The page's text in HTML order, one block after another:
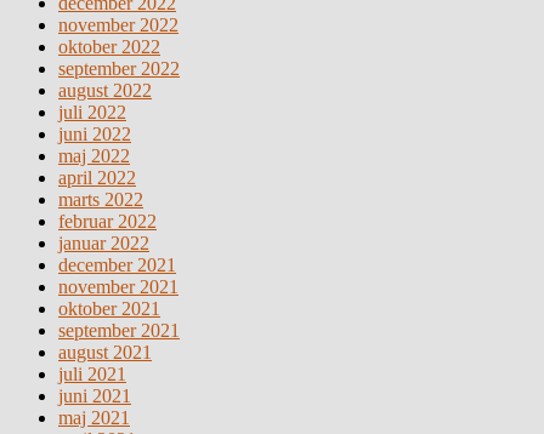
november 2022
oktober 2022
september 2022
august 2022
juli 2022
juni 2022
maj 2022
april 2022
marts 2022
februar 2022
januar 2022
december 2021
november 2021
oktober 2021
september 2021
august 2021
juli 2021
juni 2021
maj 2021